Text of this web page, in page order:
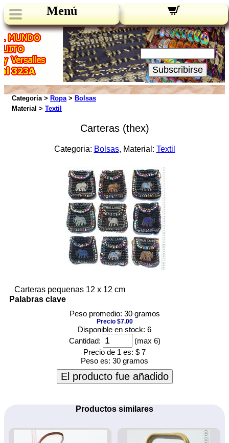
Menú
Novedades:
Su Email:
Subscribirse
Categoria > Ropa> Bolsas
Material > Textil
Carteras (thex)
Categoria: Bolsas, Material: Textil
Carteras pequenas 12 x 12 cm
Palabras clave
Peso promedio: 30 gramos
Precio $7.00
Disponible en stock: 6
Cantidad:
(max 6)
Precio de 1 es: $ 7
Peso es: 30 gramos
El producto fue añadido
Productos similares